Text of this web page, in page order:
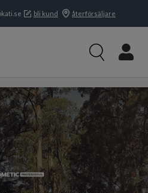
bli kund återförsäljare